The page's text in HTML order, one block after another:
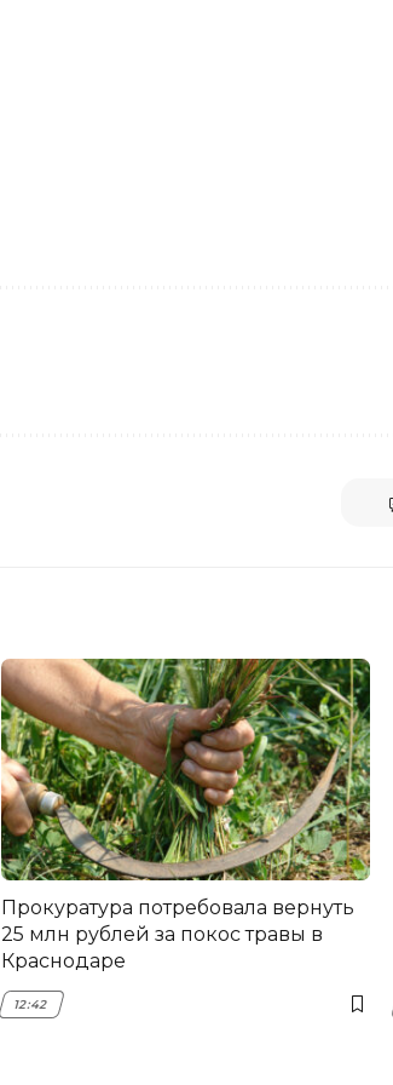
Прокуратура потребовала вернуть
25 млн рублей за покос травы в
Краснодаре
12:42